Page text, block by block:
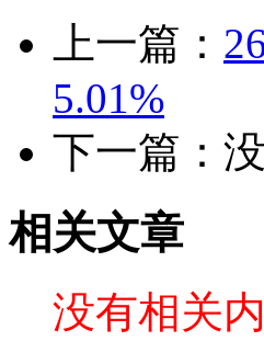
上一篇：
5.01%
下一篇：
相关文章
没有相关